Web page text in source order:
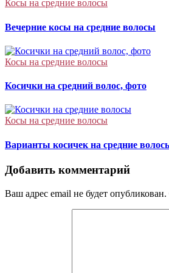
Косы на средние волосы
Вечерние косы на средние волосы
Косы на средние волосы
Косички на средний волос, фото
Косы на средние волосы
Варианты косичек на средние
Добавить комментарий
Ваш адрес email не будет опубликован.